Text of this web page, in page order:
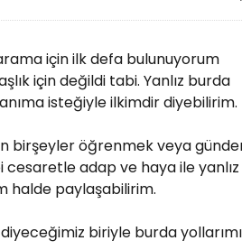
için ilk defa bulunuyorum
için değildi tabi. Yanlız burda
isteğiyle ilkimdir diyebilirim.
birşeyler öğrenmek veya
adap ve haya ile yanlız
halde paylaşabilirim.
biriyle burda